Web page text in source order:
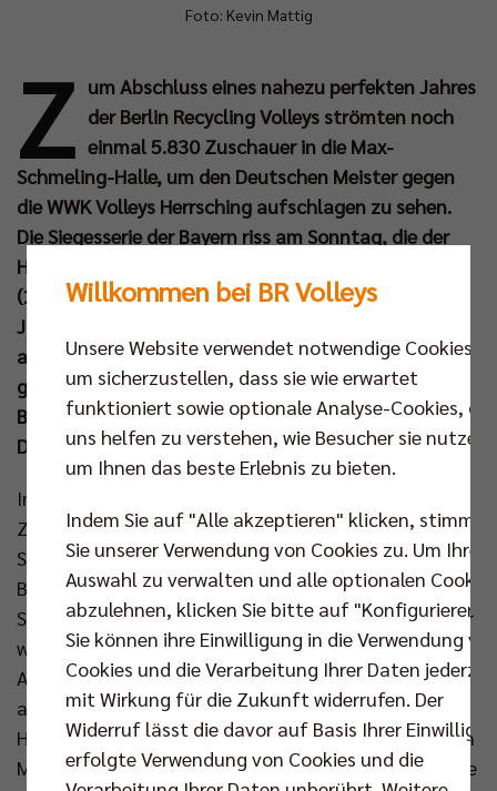
Foto: Kevin Mattig
Z um Abschluss eines nahezu perfekten Jahres
der Berlin Recycling Volleys strömten noch
einmal 5.830 Zuschauer in die Max-
Schmeling-Halle, um den Deutschen Meister gegen
die WWK Volleys Herrsching aufschlagen zu sehen.
Die Siegesserie der Bayern riss am Sonntag, die der
Hauptstädter hält nach dem souveränen 3:0-Erfolg
(25:17, 25:21, 25:18) hingegen an. Zum
Jahreswechsel warten nun fünf trainingsfreie Tage
auf MVP Nehemiah Mote & Co, bevor die BR Volleys
gemeinsam mit der Frauenmannschaft des Berlin
Brandenburger Sportclubs zum besonderen
Doppelspieltag laden (11. Jan um 16.30 Uhr).
Im letzten Spiel des Jahres 2024 stand nach langer
Zeit erstmals wieder Nehemiah Mote in der
Startformation und nachdem Simon Plaskie das
Bundesliga-Match gegen Giesen mit
Schulterproblemen noch verpasste, nahm der Belgier
wieder einsatzbereit auf der Bank Platz. Der
Australier Mote konnte sich direkt zu Spielbeginn
auszeichnen und setzte gleich zwei Blocks – Auszeit
Herrsching (5:1). Neben den starken Aufschlägen von
Moritz Reichert und Ruben Schott fielen vor allem die
Willkommen bei BR Volleys
Unsere Website verwendet notwendige Cookies,
um sicherzustellen, dass sie wie erwartet
funktioniert sowie optionale Analyse-Cookies, die
uns helfen zu verstehen, wie Besucher sie nutzen,
um Ihnen das beste Erlebnis zu bieten.
Indem Sie auf "Alle akzeptieren" klicken, stimmen
Sie unserer Verwendung von Cookies zu. Um Ihre
Auswahl zu verwalten und alle optionalen Cookies
abzulehnen, klicken Sie bitte auf "Konfigurieren".
Sie können ihre Einwilligung in die Verwendung
Cookies und die Verarbeitung Ihrer Daten
mit Wirkung für die Zukunft widerrufen. Der
Widerruf lässt die davor auf Basis Ihrer
erfolgte Verwendung von Cookies und die